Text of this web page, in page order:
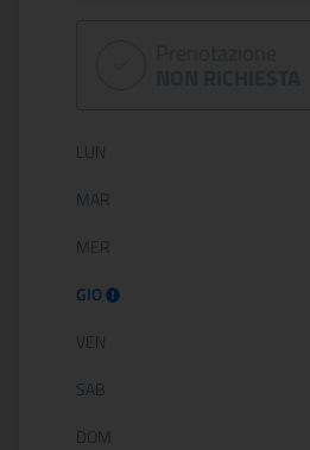
Orario di apertura:
LUN
MAR
MER
GIO
VEN
SAB
DOM